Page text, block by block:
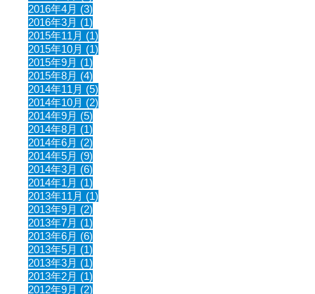
2016年4月 (3)
2016年3月 (1)
2015年11月 (1)
2015年10月 (1)
2015年9月 (1)
2015年8月 (4)
2014年11月 (5)
2014年10月 (2)
2014年9月 (5)
2014年8月 (1)
2014年6月 (2)
2014年5月 (9)
2014年3月 (6)
2014年1月 (1)
2013年11月 (1)
2013年9月 (2)
2013年7月 (1)
2013年6月 (6)
2013年5月 (1)
2013年3月 (1)
2013年2月 (1)
2012年9月 (2)